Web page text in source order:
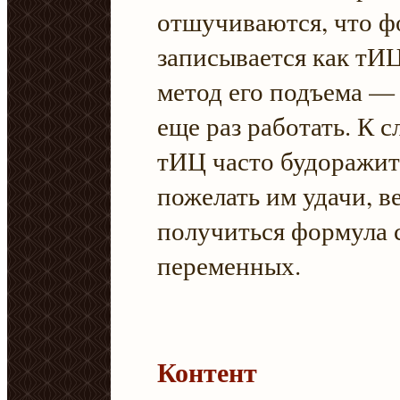
отшучиваются, что
записывается как
метод его подъема —
еще раз работать. К
тИЦ часто
пожелать им удачи,
получиться формула
переменных.
Контент